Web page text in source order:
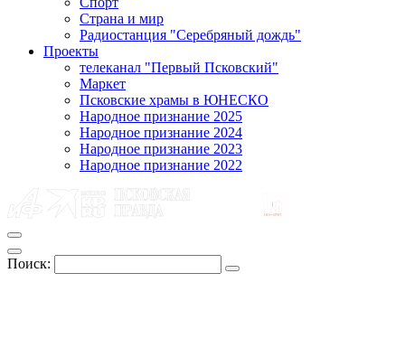
Страна и мир
Радиостанция "Серебряный дождь"
Проекты
телеканал "Первый Псковский"
Маркет
Псковские храмы в ЮНЕСКО
Народное признание 2025
Народное признание 2024
Народное признание 2023
Народное признание 2022
Поиск: